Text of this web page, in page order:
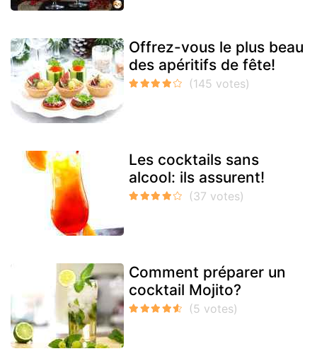
Offrez-vous le plus beau
des apéritifs de fête!
Les cocktails sans
alcool: ils assurent!
Comment préparer un
cocktail Mojito?